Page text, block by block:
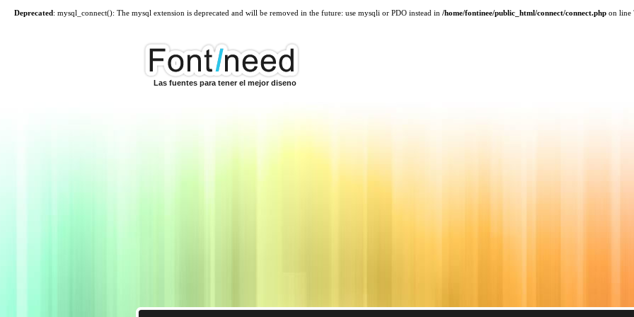
Deprecated: mysql_connect(): The mysql extension is deprecated and will be removed in the future: use mysqli or PDO instead in /home/fontinee/public_html/connect/connect.php on line
Las fuentes para tener el mejor diseno